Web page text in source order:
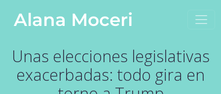
Navegación principal
Alana Moceri
Unas elecciones legislativas
exacerbadas: todo gira en